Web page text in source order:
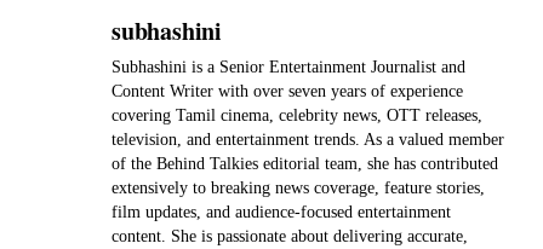
subhashini
Subhashini is a Senior Entertainment Journalist and
Content Writer with over seven years of experience
covering Tamil cinema, celebrity news, OTT releases,
television, and entertainment trends. As a valued member
of the Behind Talkies editorial team, she has contributed
extensively to breaking news coverage, feature stories,
film updates, and audience-focused entertainment
content. She is passionate about delivering accurate,